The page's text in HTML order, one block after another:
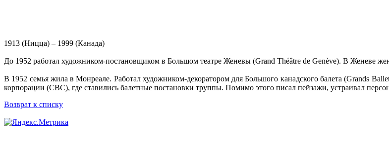
1913 (Ницца) – 1999 (Канада)
До 1952 работал художником-постановщиком в Большом театре Женевы (Grand Théâtre de Genève). В Женеве
В 1952 семья жила в Монреале. Работал художником-декоратором для Большого канадского балета (Grands
корпорации (CBC), где ставились балетные постановки труппы. Помимо этого писал пейзажи, устраивал
Возврат к списку